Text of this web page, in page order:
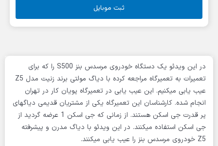
در این ویدئو یک دستگاه خودروی مرسدس بنز S500 را که برای
تعمیرات به تعمیرگاه مراجعه کرده با دیاگ مولتی برند زنیت مدل Z5
عیب یابی میکنیم. این عیب یابی در تعمیرگاه پویان کار در تهران
انجام شده. کارشناسان این تعمیرگاه یکی از مشتریان قدیمی دیاگهای
پر قدرت جی اسکن هستند. از زمانی که جی اسکن 1 عرضه گردید از
جی اسکن استفاده میکنند. در این ویدئو با دیاگ مدرن و پیشرفته
Z5 خودروی مرسدس بنز را عیب یابی میکنند.
ثبت موبایل